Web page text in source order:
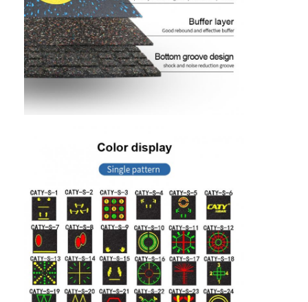
Εμπορικά καουτσούκ
Εναρμονισμένοι πλακόστρωτοι από καουτσούκ
τεχνητή χλόη γεμάτη
Εγκατάσταση πίστας